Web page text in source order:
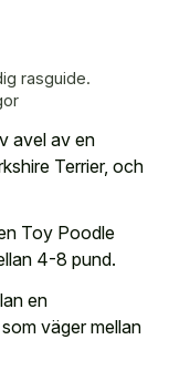
rasguide.
avel av en
Terrier, och
Toy Poodle
4-8 pund.
en
väger mellan